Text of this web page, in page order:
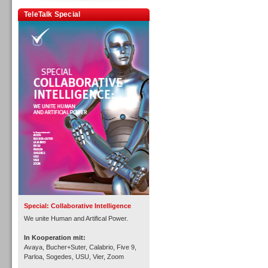
TeleTalk Special
Special: Collaborative Intelligence
We unite Human and Artifical Power.
In Kooperation mit:
Avaya, Bucher+Suter, Calabrio, Five 9,
Parloa, Sogedes, USU, Vier, Zoom
Personal
Inbound